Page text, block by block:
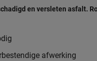
en versleten asfalt.
afwerking